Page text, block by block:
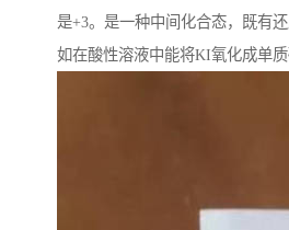
是+3。是一种中间化合态，既有
如在酸性溶液中能将KI氧化成单质